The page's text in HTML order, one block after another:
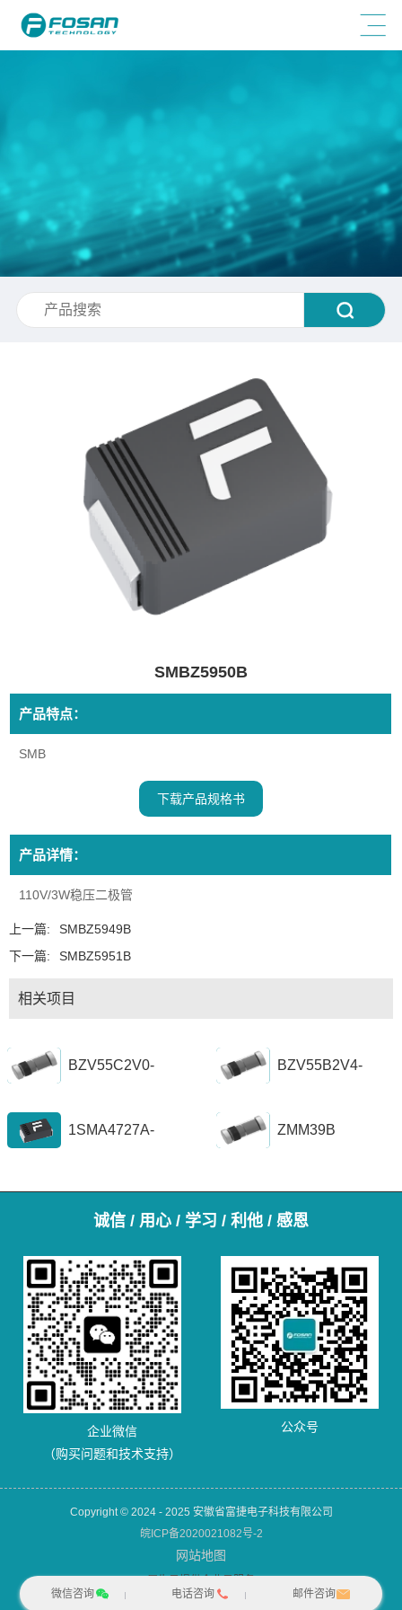
SMBZ5950B
产品特点：
SMB
下载产品规格书
产品详情：
110V/3W稳压二极管
上一篇:
SMBZ5949B
下一篇:
SMBZ5951B
相关项目
BZV55C2V0- BZV55B2V4-
1SMA4727A-
ZMM39B
诚信 / 用心 / 学习 / 利他 / 感恩
企业微信
（购买问题和技术支持）
公众号
Copyright © 2024 - 2025 安徽省富捷电子科技有限公司
皖ICP备2020021082号-2
网站地图
微信咨询
电话咨询 邮件咨询